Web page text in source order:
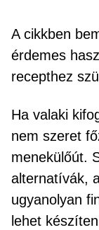
A cikkben
érdemes
recepthez
Ha valaki
nem szeret
menekülőút.
alternatívák,
ugyanolyan
lehet